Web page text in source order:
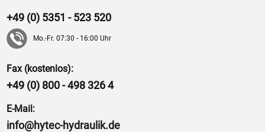
+49 (0) 5351 - 523 520
Mo.-Fr. 07:30 - 16:00 Uhr
Fax (kostenlos):
+49 (0) 800 - 498 326 4
E-Mail:
info@hytec-hydraulik.de